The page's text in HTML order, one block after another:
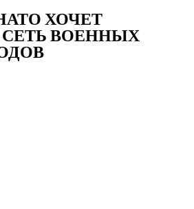
НАТО ХОЧЕТ
ВОЕННЫХ